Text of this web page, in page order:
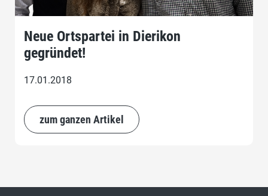
Neue Ortspartei in Dierikon
gegründet!
17.01.2018
zum ganzen Artikel